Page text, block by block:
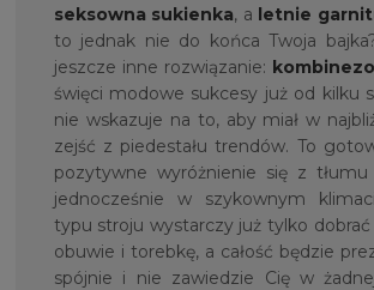
seksowna sukienka, a letnie
to jednak nie do końca Twoja
jeszcze inne rozwiązanie:
święci modowe sukcesy już od kilku
nie wskazuje na to, aby miał w
zejść z piedestału trendów. To
pozytywne wyróżnienie się z
jednocześnie w szykownym
typu stroju wystarczy już tylko
obuwie i torebkę, a całość będzie
spójnie i nie zawiedzie Cię w